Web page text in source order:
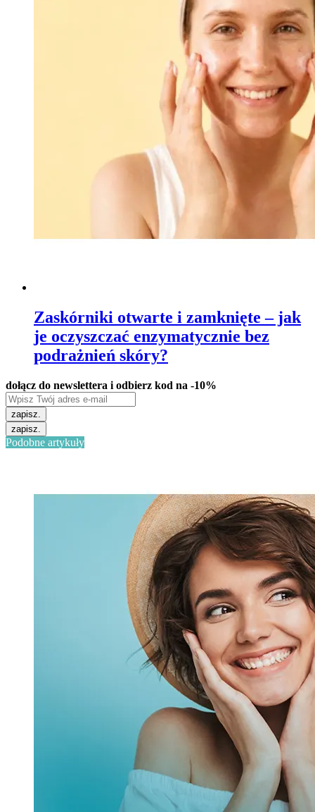
Zaskórniki otwarte i zamknięte – jak
je oczyszczać enzymatycznie bez
podrażnień skóry?
dołącz do newslettera i odbierz kod na -10%
zapisz.
zapisz.
Podobne artykuły